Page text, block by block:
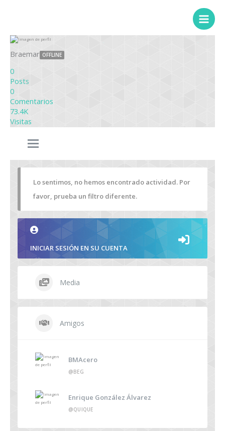
Braemar OFFLINE
0
Posts
0
Comentarios
73.4K
Visitas
Lo sentimos, no hemos encontrado actividad. Por
favor, prueba un filtro diferente.
INICIAR SESIÓN EN SU CUENTA
Media
Amigos
BMAcero
@BEG
Enrique González Álvarez
@QUIQUE